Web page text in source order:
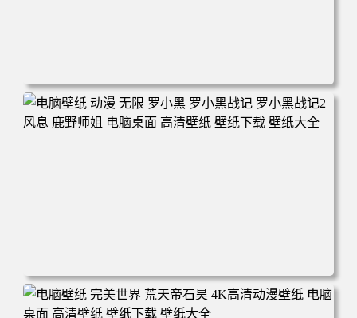
电脑壁纸 柯南和小兰背靠背 夕阳 日落 4K动漫壁纸 电脑桌
面 高清壁纸 壁纸下载 壁纸大全
电脑壁纸 动漫 无限 罗小黑 罗小黑战记 罗小黑战记2 风息
鹿野师姐 电脑桌面 高清壁纸 壁纸下载 壁纸大全